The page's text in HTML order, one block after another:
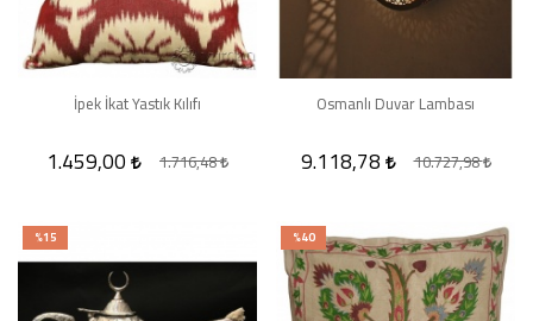
İpek İkat Yastık Kılıfı
1.459,00 1.716,48
Osmanlı Duvar Lambası
9.118,78 10.727,98
%15 %40